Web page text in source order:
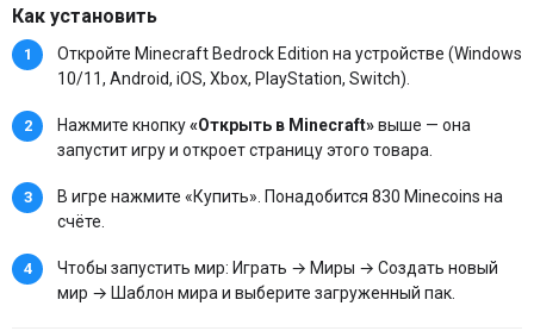
Как установить
Откройте Minecraft Bedrock Edition на устройстве (Windows
10/11, Android, iOS, Xbox, PlayStation, Switch).
Нажмите кнопку«Открыть в Minecraft»выше — она
запустит игру и откроет страницу этого товара.
В игре нажмите «Купить». Понадобится 830 Minecoins на
счёте.
Чтобы запустить мир: Играть → Миры → Создать новый
мир → Шаблон мира и выберите загруженный пак.